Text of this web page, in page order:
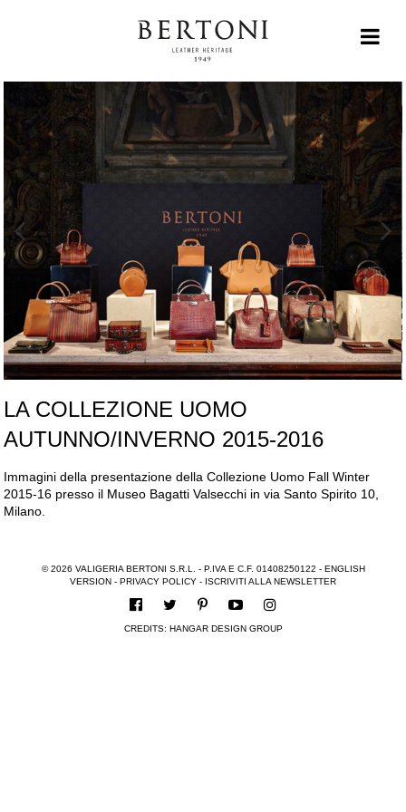
LA COLLEZIONE UOMO
AUTUNNO/INVERNO 2015-2016
Immagini della presentazione della Collezione Uomo Fall Winter
2015-16 presso il Museo Bagatti Valsecchi in via Santo Spirito 10,
Milano.
© 2026 VALIGERIA BERTONI S.R.L. - P.IVA E C.F. 01408250122 - ENGLISH
VERSION - PRIVACY POLICY - ISCRIVITI ALLA NEWSLETTER
CREDITS: HANGAR DESIGN GROUP